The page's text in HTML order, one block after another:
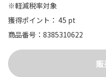
※軽減税率対象
獲得ポイント： 45 pt
商品番号
8385310622